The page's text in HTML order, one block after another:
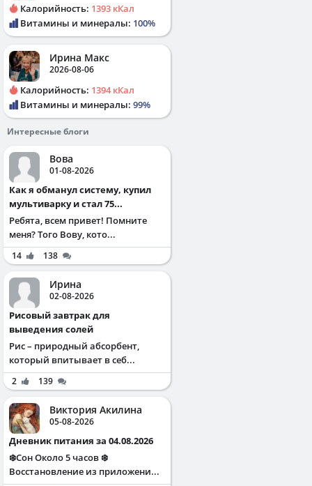
Калорийность: 1393 кКал
Витамины и минералы: 100%
Ирина Макс
2026-08-06
Калорийность: 1394 кКал
Витамины и минералы: 99%
Интересные блоги
Вова
01-08-2026
Как я обманул систему, купил
мультиварку и стал 75...
Ребята, всем привет! Помните
меня? Того Вову, кото...
14 138
Ирина
02-08-2026
Рисовый завтрак для
выведения солей
Рис – природный абсорбент,
который впитывает в себ...
2 139
Виктория Акилина
05-08-2026
Дневник питания за 04.08.2026
❄️Сон Около 5 часов ❄️
Восстановление из приложени...